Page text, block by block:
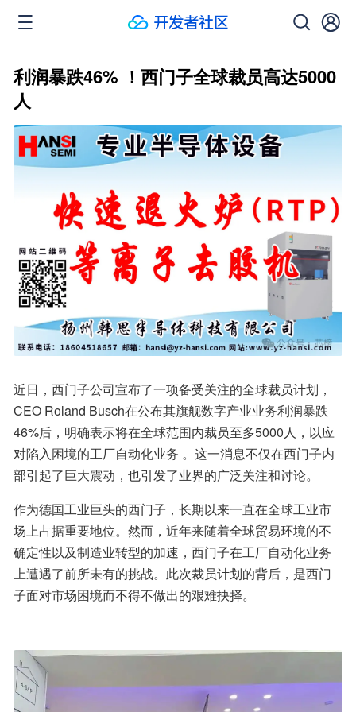
利润暴跌46% ！西门子全球裁员高达5000
人
近日，西门子公司宣布了一项备受关注的全球裁员计划，
CEO Roland Busch在公布其旗舰数字产业业务利润暴跌
46%后，明确表示将在全球范围内裁员至多5000人，以应
对陷入困境的工厂自动化业务 。这一消息不仅在西门子内
部引起了巨大震动，也引发了业界的广泛关注和讨论。
作为德国工业巨头的西门子，长期以来一直在全球工业市
场上占据重要地位。然而，近年来随着全球贸易环境的不
确定性以及制造业转型的加速，西门子在工厂自动化业务
上遭遇了前所未有的挑战。此次裁员计划的背后，是西门
子面对市场困境而不得不做出的艰难抉择。